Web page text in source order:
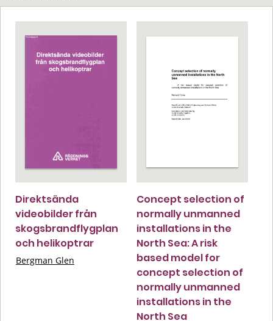
Direktsända
videobilder från
skogsbrandflygplan
och helikoptrar
Bergman Glen
Concept selection of
normally unmanned
installations in the
North Sea: A risk
based model for
concept selection of
normally unmanned
installations in the
North Sea